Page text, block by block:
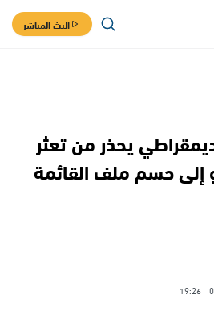
البث المباشر
يحذر من تعثر
إلى حسم ملف القائمة
19:26